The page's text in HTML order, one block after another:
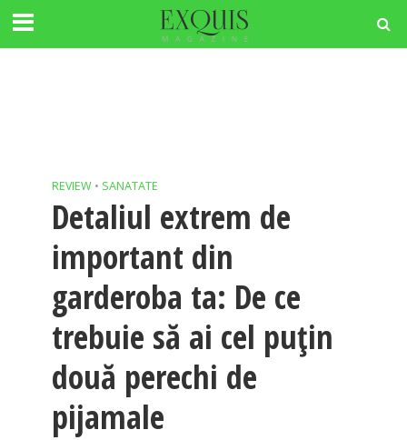
REVIEW • SANATATE
Detaliul extrem de
important din
garderoba ta: De ce
trebuie să ai cel puţin
două perechi de
pijamale